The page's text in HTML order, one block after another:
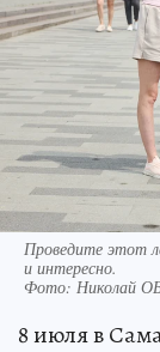
Проведите этот
и интересно.
Фото: Николай
8 июля в